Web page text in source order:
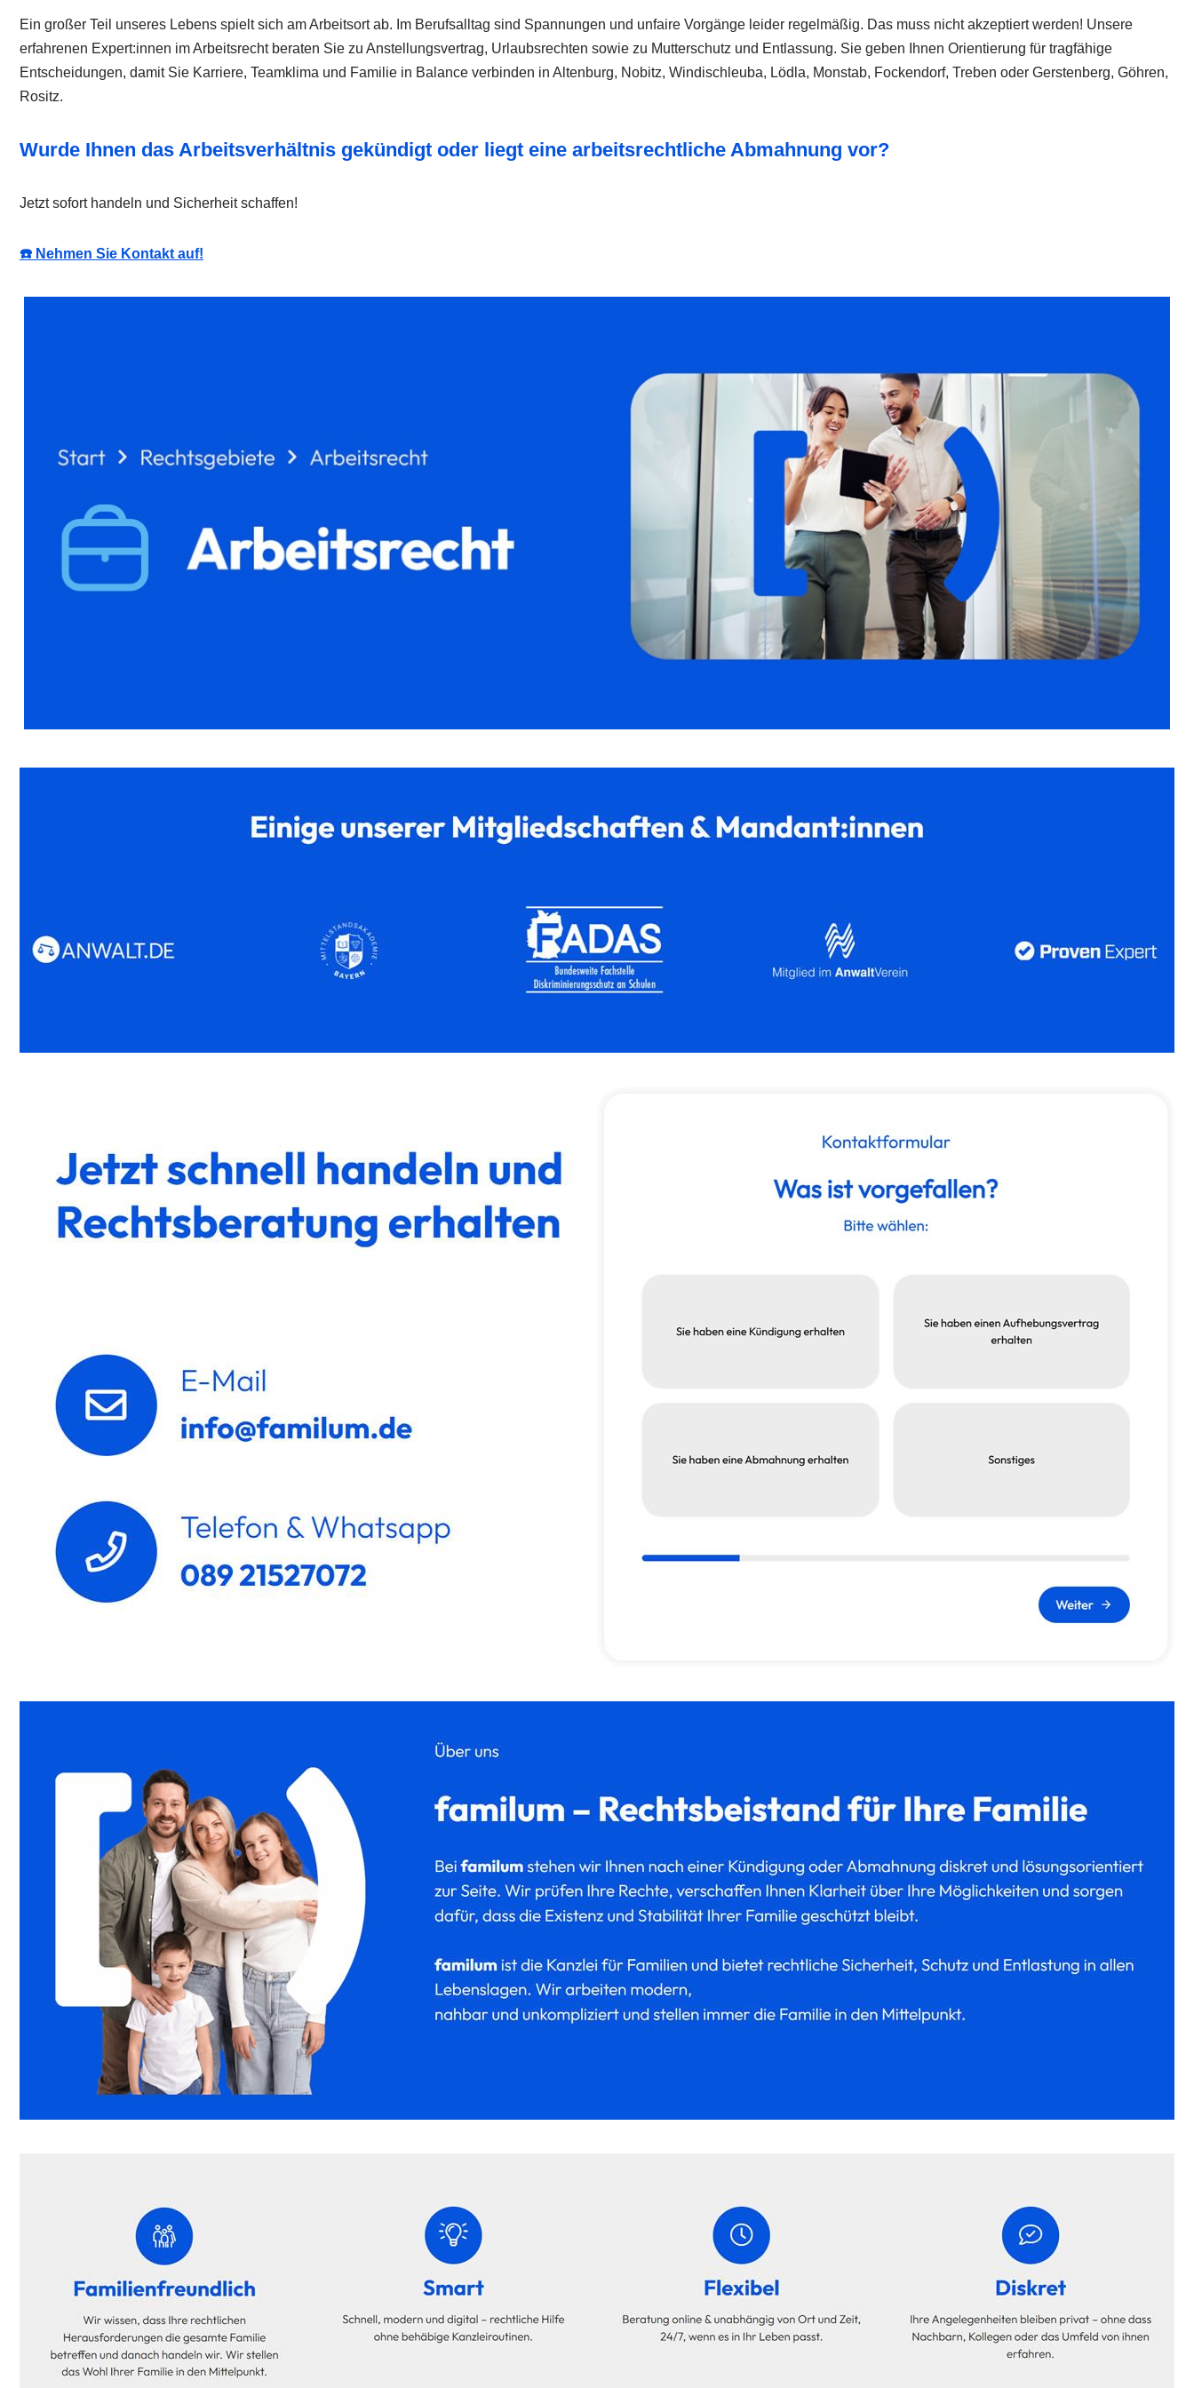
Ein großer Teil unseres Lebens spielt sich am Arbeitsort ab. Im Berufsalltag sind Spannungen und unfaire Vorgänge leider regelmäßig. Das muss nicht akzeptiert werden! Unsere
erfahrenen Expert:innen im Arbeitsrecht beraten Sie zu Anstellungsvertrag, Urlaubsrechten sowie zu Mutterschutz und Entlassung. Sie geben Ihnen Orientierung für tragfähige
Entscheidungen, damit Sie Karriere, Teamklima und Familie in Balance verbinden in Altenburg, Nobitz, Windischleuba, Lödla, Monstab, Fockendorf, Treben oder Gerstenberg, Göhren,
Rositz.
Wurde Ihnen das Arbeitsverhältnis gekündigt oder liegt eine arbeitsrechtliche Abmahnung vor?
Jetzt sofort handeln und Sicherheit schaffen!
☎️ Nehmen Sie Kontakt auf!